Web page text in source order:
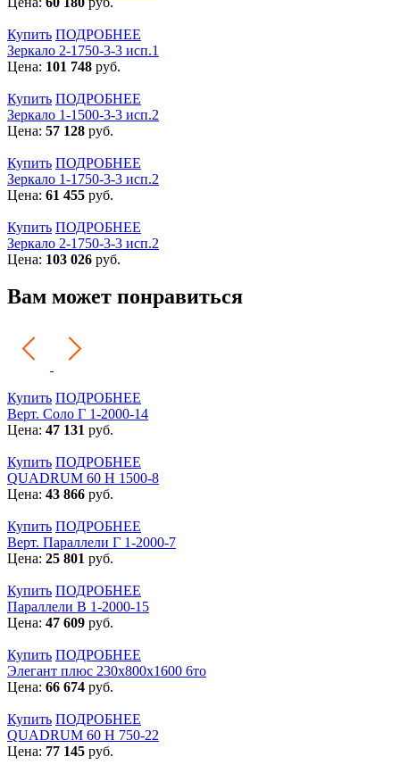
Купить ПОДРОБНЕЕ
Зеркало 2-1750-3-3 исп.1
Цена: 101 748 руб.
Купить ПОДРОБНЕЕ
Зеркало 1-1500-3-3 исп.2
Цена: 57 128 руб.
Купить ПОДРОБНЕЕ
Зеркало 1-1750-3-3 исп.2
Цена: 61 455 руб.
Купить ПОДРОБНЕЕ
Зеркало 2-1750-3-3 исп.2
Цена: 103 026 руб.
Вам может понравиться
Купить ПОДРОБНЕЕ
Верт. Соло Г 1-2000-14
Цена: 47 131 руб.
Купить ПОДРОБНЕЕ
QUADRUM 60 H 1500-8
Цена: 43 866 руб.
Купить ПОДРОБНЕЕ
Верт. Параллели Г 1-2000-7
Цена: 25 801 руб.
Купить ПОДРОБНЕЕ
Параллели В 1-2000-15
Цена: 47 609 руб.
Купить ПОДРОБНЕЕ
Элегант плюс 230x800x1600 6то
Цена: 66 674 руб.
Купить ПОДРОБНЕЕ
QUADRUM 60 H 750-22
Цена: 77 145 руб.